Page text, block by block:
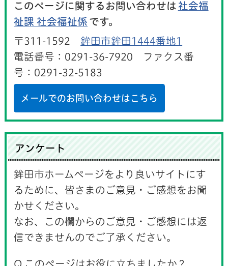
このページに関するお問い合わせは 社会福
祉課 社会福祉係 です。
〒311-1592 鉾田市鉾田1444番地1
電話番号：0291-36-7920 ファクス番
号：0291-32-5183
メールでのお問い合わせはこちら
アンケート
鉾田市ホームページをより良いサイトにす
るために、皆さまのご意見・ご感想をお聞
かせください。
なお、この欄からのご意見・ご感想には返
信できませんのでご了承ください。
Q.このページはお役に立ちましたか？